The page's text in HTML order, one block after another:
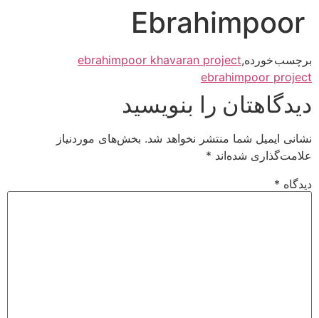
پرشEbrahimpoor
برچسب خورده ebrahimpoor khavaran project,
ebrahimpoor project
دیدگاهتان را بنویسید
نشانی ایمیل شما منتشر نخواهد شد. بخش‌های موردنیاز
علامت‌گذاری شده‌اند *
دیدگاه *